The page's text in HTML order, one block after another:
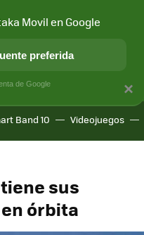
APLICACIONES
Band 10 Videojuegos
sus
órbita
×
Movil en Google
preferida
de Google